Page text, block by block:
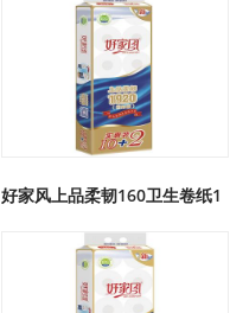
好家风上品柔韧160卫生卷纸1